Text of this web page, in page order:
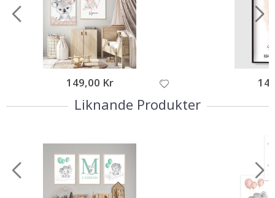
149,00 Kr
Liknande Produkter